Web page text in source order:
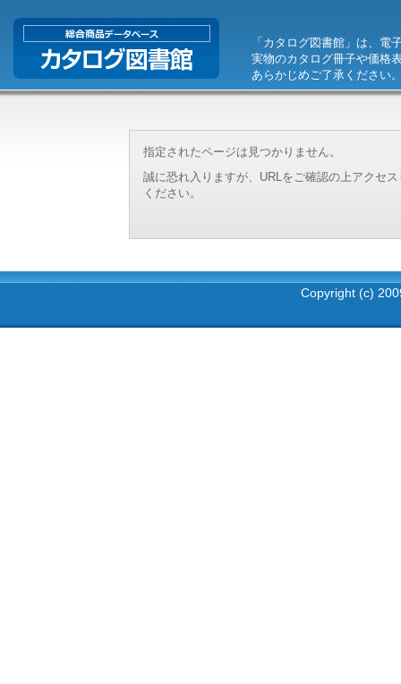
「カタログ図書館」は、電
実物のカタログ冊子や価格
あらかじめご了承ください
指定されたページは見つかりません。
誠に恐れ入りますが、URLをご確認の上アクセ
ください。
Copyright (c)